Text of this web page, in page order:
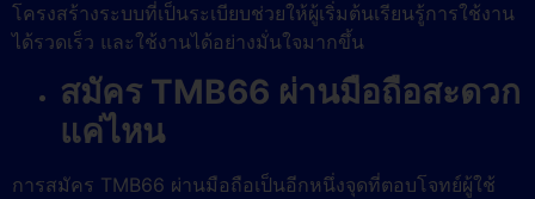
โครงสร้างระบบที่เป็นระเบียบช่วยให้ผู้เริ่มต้นเรียนรู้การใช้งาน
ได้รวดเร็ว และใช้งานได้อย่างมั่นใจมากขึ้น
สมัคร TMB66 ผ่านมือถือสะดวก
แค่ไหน
การสมัคร TMB66 ผ่านมือถือเป็นอีกหนึ่งจุดที่ตอบโจทย์ผู้ใช้